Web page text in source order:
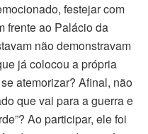
festejar com
frente ao Palácio da
não demonstravam
já colocou a própria
atemorizar? Afinal, não
que vai para a guerra e
Ao participar, ele foi